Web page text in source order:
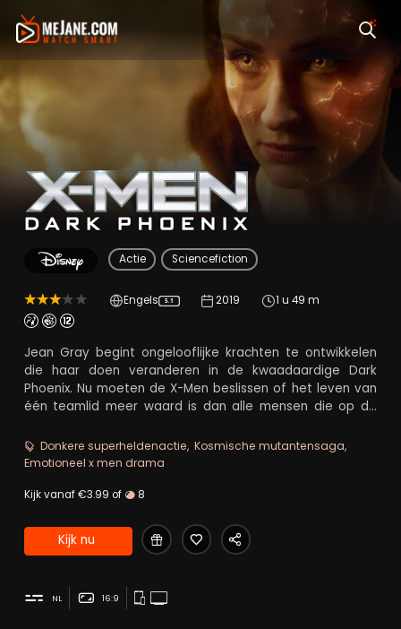
X-Men: Dark
Actie Sciencefiction
Engels 5.1 2019 1 u 49 m
Jean Gray begint ongelooflijke krachten te ontwikkelen
die haar doen veranderen in de kwaadaardige Dark
Phoenix. Nu moeten de X-Men beslissen of het leven van
één teamlid meer waard is dan alle mensen die op de
Donkere superheldenactie Kosmische mutantensaga
Emotioneel x men drama
Kijk vanaf €3.99 of 8
Kijk nu
NL 16:9